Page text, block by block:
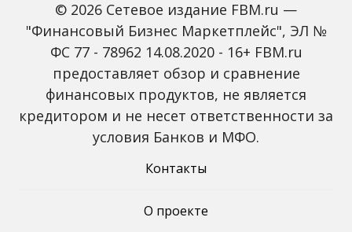
Пропалестинский
активист прервал матч
Australian Open с
участием Зверева
продажи бюджетного
седана Suzuki Ciaz по
цене от 2,3 млн рублей
© 2026 Сетевое издание FBM.ru —
"Финансовый Бизнес Маркетплейс", ЭЛ №
ФС 77 - 78962 14.08.2020 - 16+ FBM.ru
предоставляет обзор и сравнение
финансовых продуктов, не является
кредитором и не несет ответственности за
условия Банков и МФО.
Контакты
О проекте